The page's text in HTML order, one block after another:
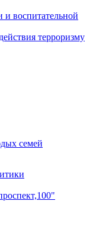
воспитательной
терроризму
семей